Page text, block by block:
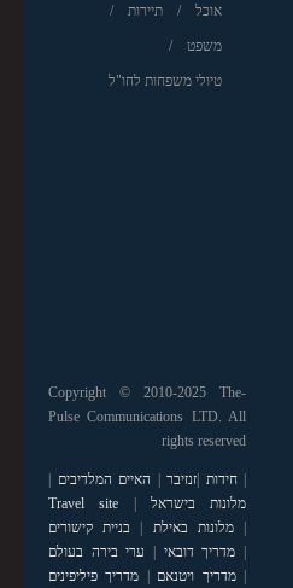
אוכל תיירות
משפט
טיולי משפחות לחו"ל
Copyright © 2010-2025 The-
Pulse Communications LTD. All
rights reserved
|חידות זנזיבר האיים המלדיבים
מלונות בישראל
Travel site
|מלונות באילת
בניית קישורים
מדריך דובאי
ערי בירה בעולם
|מדריך ויטנאם
מדריך פיליפינים